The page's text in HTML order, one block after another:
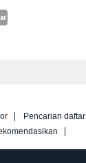
Pencarian daftar